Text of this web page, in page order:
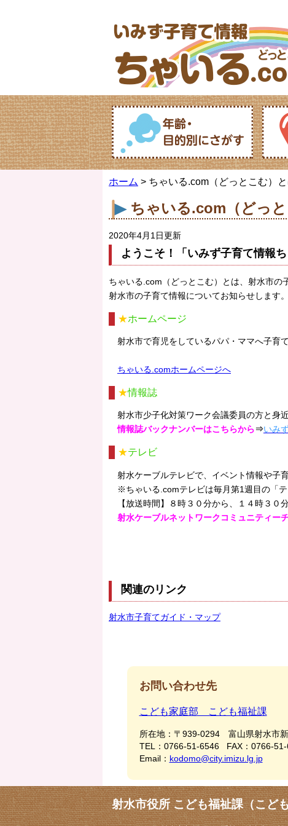
ホーム > ちゃいる.com（どっとこむ）と
ちゃいる.com（どっ
2020年4月1日更新
ようこそ！「いみず子育て情報
ちゃいる.com（どっとこむ）とは、射水市の
射水市の子育て情報についてお知らせします。
★ホームページ
射水市で育児をしているパパ・ママへ子育
ちゃいる.comホームページへ
★情報誌
射水市少子化対策ワーク会議委員の方と身
情報誌バックナンバーはこちらから⇒いみ
★テレビ
射水ケーブルテレビで、イベント情報や子
※ちゃいる.comテレビは毎月第1週目の「テ
【放送時間】８時３０分から、１４時３０
射水ケーブルネットワークコミュニティー
関連のリンク
射水市子育てガイド・マップ
お問い合わせ先
こども家庭部 こども福祉課
所在地： 〒939-0294 富山県射水市
TEL： 0766-51-6546FAX： 0766-
Email： kodomo@city.imizu.lg.jp
射水市役所 こども福祉課（こど